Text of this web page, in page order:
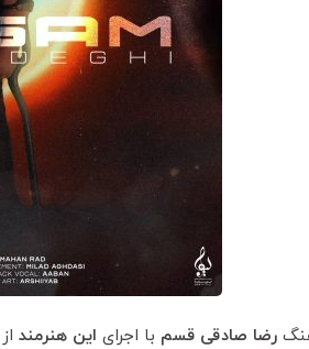
رضا صادقی قسم با اجرای این هنرمند